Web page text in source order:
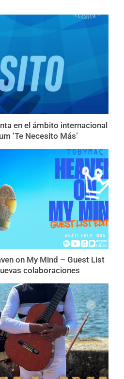
en el ámbito internacional
‘Te Necesito Más’
on My Mind – Guest List
colaboraciones